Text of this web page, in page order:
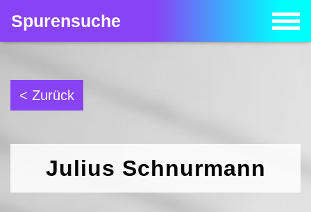
Spurensuche
< Zurück
Julius Schnurmann